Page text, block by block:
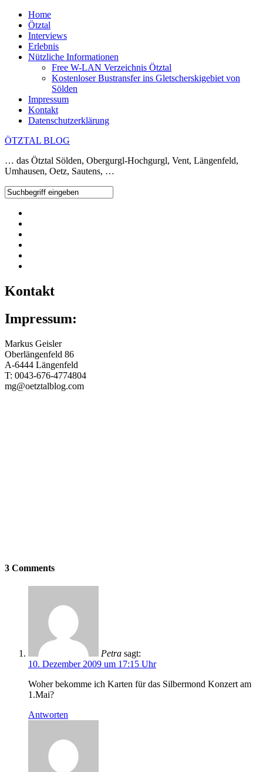
Home
Ötztal
Interviews
Erlebnis
Nützliche Informationen
Free W-LAN Verzeichnis Ötztal
Kostenloser Bustransfer ins Gletscherskigebiet von
Sölden
Impressum
Kontakt
Datenschutzerklärung
ÖTZTAL BLOG
… das Ötztal Sölden, Obergurgl-Hochgurgl, Vent, Längenfeld,
Umhausen, Oetz, Sautens, …
Kontakt
Impressum:
Markus Geisler
Oberlängenfeld 86
A-6444 Längenfeld
T: 0043-676-4774804
mg@oetztalblog.com
3 Comments
Petra sagt:
10. Dezember 2009 um 17:15 Uhr
Woher bekomme ich Karten für das Silbermond Konzert am
1.Mai?
Antworten